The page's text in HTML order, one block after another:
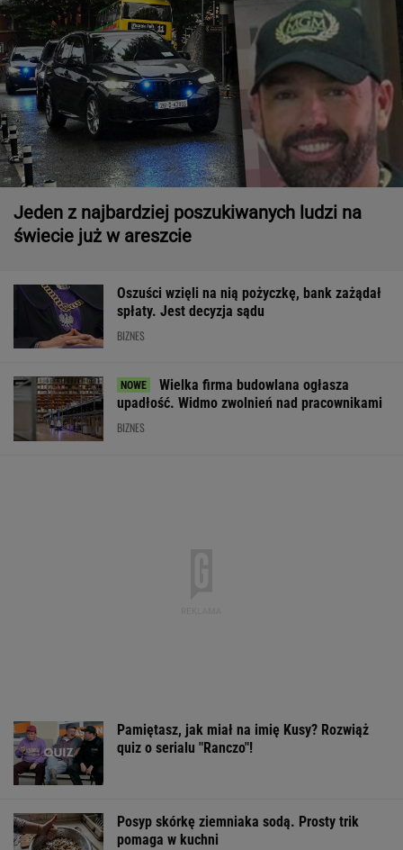
Jeden z najbardziej poszukiwanych ludzi na
świecie już w areszcie
Oszuści wzięli na nią pożyczkę, bank zażądał
spłaty. Jest decyzja sądu
BIZNES
Wielka firma budowlana ogłasza
upadłość. Widmo zwolnień nad pracownikami
BIZNES
Pamiętasz, jak miał na imię Kusy? Rozwiąż
quiz o serialu "Ranczo"!
Posyp skórkę ziemniaka sodą. Prosty trik
pomaga w kuchni